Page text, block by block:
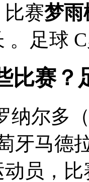
赛梦雨
。足球
比赛？
纳尔多
牙马德
员，